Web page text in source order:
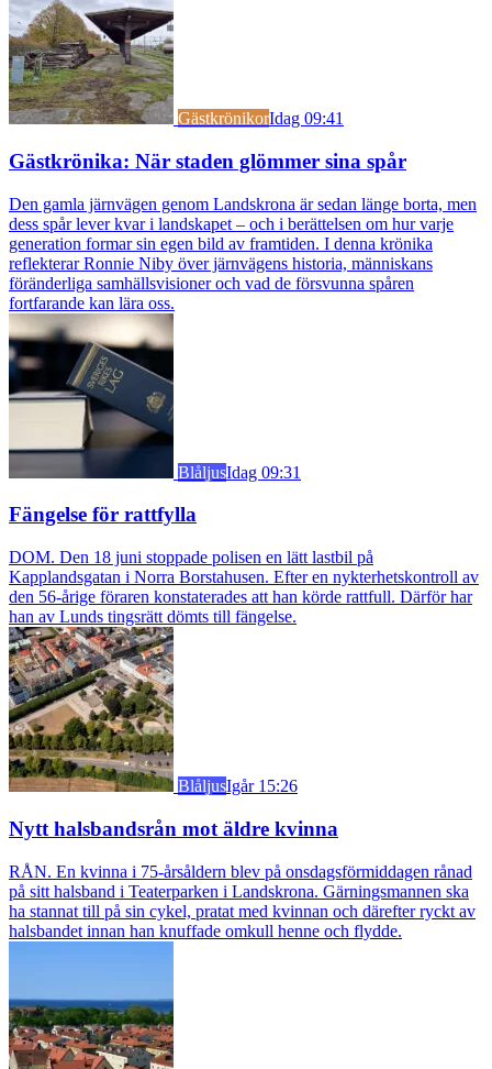
GästkrönikorIdag 09:41
Gästkrönika: När staden glömmer sina spår
Den gamla järnvägen genom Landskrona är sedan länge borta, men
dess spår lever kvar i landskapet – och i berättelsen om hur varje
generation formar sin egen bild av framtiden. I denna krönika
reflekterar Ronnie Niby över järnvägens historia, människans
föränderliga samhällsvisioner och vad de försvunna spåren
fortfarande kan lära oss.
BlåljusIdag 09:31
Fängelse för rattfylla
DOM. Den 18 juni stoppade polisen en lätt lastbil på
Kapplandsgatan i Norra Borstahusen. Efter en nykterhetskontroll av
den 56-årige föraren konstaterades att han körde rattfull. Därför har
han av Lunds tingsrätt dömts till fängelse.
BlåljusIgår 15:26
Nytt halsbandsrån mot äldre kvinna
RÅN. En kvinna i 75-årsåldern blev på onsdagsförmiddagen rånad
på sitt halsband i Teaterparken i Landskrona. Gärningsmannen ska
ha stannat till på sin cykel, pratat med kvinnan och därefter ryckt av
halsbandet innan han knuffade omkull henne och flydde.